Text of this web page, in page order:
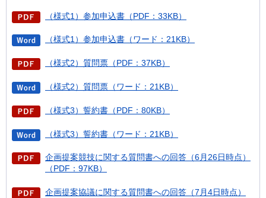
（様式1）参加申込書（PDF：33KB）
（様式1）参加申込書（ワード：21KB）
（様式2）質問票（PDF：37KB）
（様式2）質問票（ワード：21KB）
（様式3）誓約書（PDF：80KB）
（様式3）誓約書（ワード：21KB）
企画提案競技に関する質問書への回答（6月26日時点）
（PDF：97KB）
企画提案協議に関する質問書への回答（7月4日時点）